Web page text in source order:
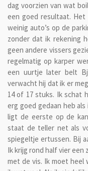
dag voorzien van wat
een goed resultaat.
weinig auto’s op de
zonder dat ik rekening
geen andere vissers
regelmatig op karper
een uurtje later belt
verwacht hij dat ik er
14 of 17 stuks. Ik schat
erg goed gedaan heb
ligt de eerste op de
staat de teller net als
spiegeltje ertussen. Bij
Ik krijg rond half vier een
met de vis. Ik moet heel